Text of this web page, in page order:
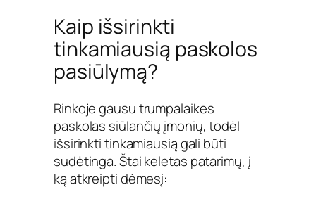
Kaip išsirinkti
tinkamiausią paskolos
pasiūlymą?
Rinkoje gausu trumpalaikes
paskolas siūlančių įmonių, todėl
išsirinkti tinkamiausią gali būti
sudėtinga. Štai keletas patarimų, į
ką atkreipti dėmesį: